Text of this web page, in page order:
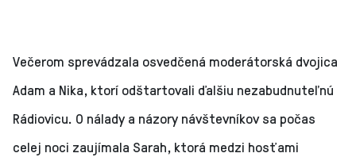
Večerom sprevádzala osvedčená moderátorská dvojica
Adam a Nika, ktorí odštartovali ďalšiu nezabudnuteľnú
Rádiovicu. O nálady a názory návštevníkov sa počas
celej noci zaujímala Sarah, ktorá medzi hosťami